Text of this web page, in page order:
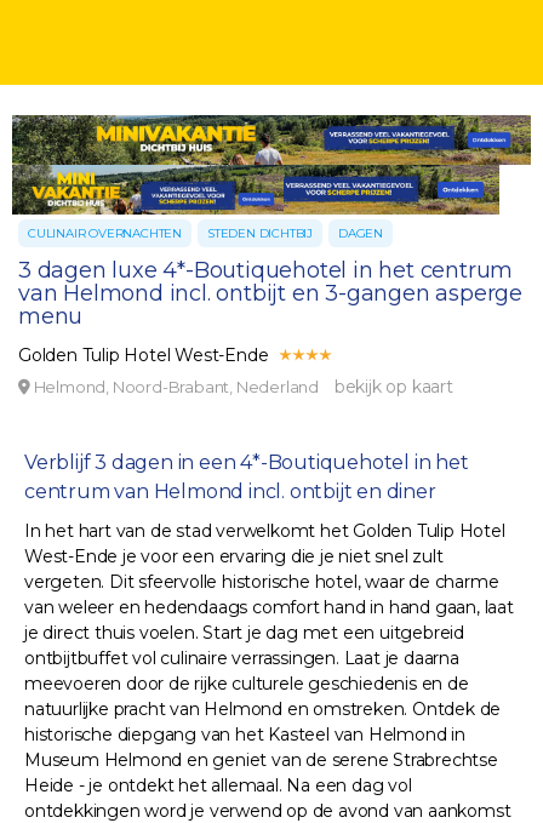
CULINAIR OVERNACHTEN STEDEN DICHTBIJ DAGEN
3 dagen luxe 4*-Boutiquehotel in het centrum
van Helmond incl. ontbijt en 3-gangen asperge
menu
Golden Tulip Hotel West-Ende
Helmond, Noord-Brabant, Nederland bekijk op kaart
Verblijf 3 dagen in een 4*-Boutiquehotel in het
centrum van Helmond incl. ontbijt en diner
In het hart van de stad verwelkomt het Golden Tulip Hotel
West-Ende je voor een ervaring die je niet snel zult
vergeten. Dit sfeervolle historische hotel, waar de charme
van weleer en hedendaags comfort hand in hand gaan, laat
je direct thuis voelen. Start je dag met een uitgebreid
ontbijtbuffet vol culinaire verrassingen. Laat je daarna
meevoeren door de rijke culturele geschiedenis en de
natuurlijke pracht van Helmond en omstreken. Ontdek de
historische diepgang van het Kasteel van Helmond in
Museum Helmond en geniet van de serene Strabrechtse
Heide - je ontdekt het allemaal. Na een dag vol
ontdekkingen word je verwend op de avond van aankomst